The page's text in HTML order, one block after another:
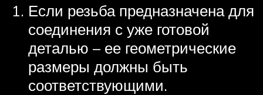
Если резьба предназначена для
соединения с уже готовой
деталью – ее геометрические
размеры должны быть
соответствующими.